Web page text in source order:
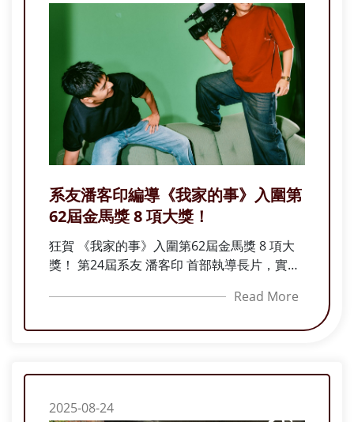
系友潘客印編導《我家的事》入圍第
62屆金馬獎 8 項大獎！
狂賀 《我家的事》入圍第62屆金馬獎 8 項大
獎！ 第24屆系友 潘客印 首部執導長片，實力
Read More
2025-08-24